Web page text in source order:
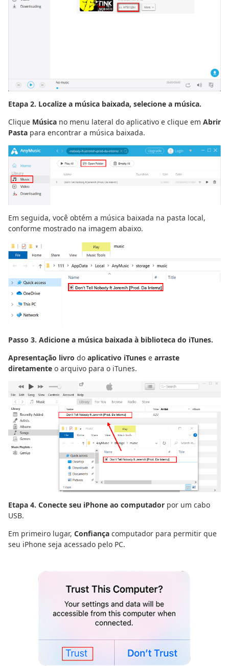
Etapa 2. Localize a música baixada, selecione a música.
Clique Música no menu lateral do aplicativo e clique em Abrir
Pasta para encontrar a música baixada.
Em seguida, você obtém a música baixada na pasta local,
conforme mostrado na imagem abaixo.
Passo 3. Adicione a música baixada à biblioteca do iTunes.
Apresentação livro do aplicativo iTunes e arraste
diretamente o arquivo para o iTunes.
Etapa 4. Conecte seu iPhone ao computador por um cabo
USB.
Em primeiro lugar, Confiança computador para permitir que
seu iPhone seja acessado pelo PC.